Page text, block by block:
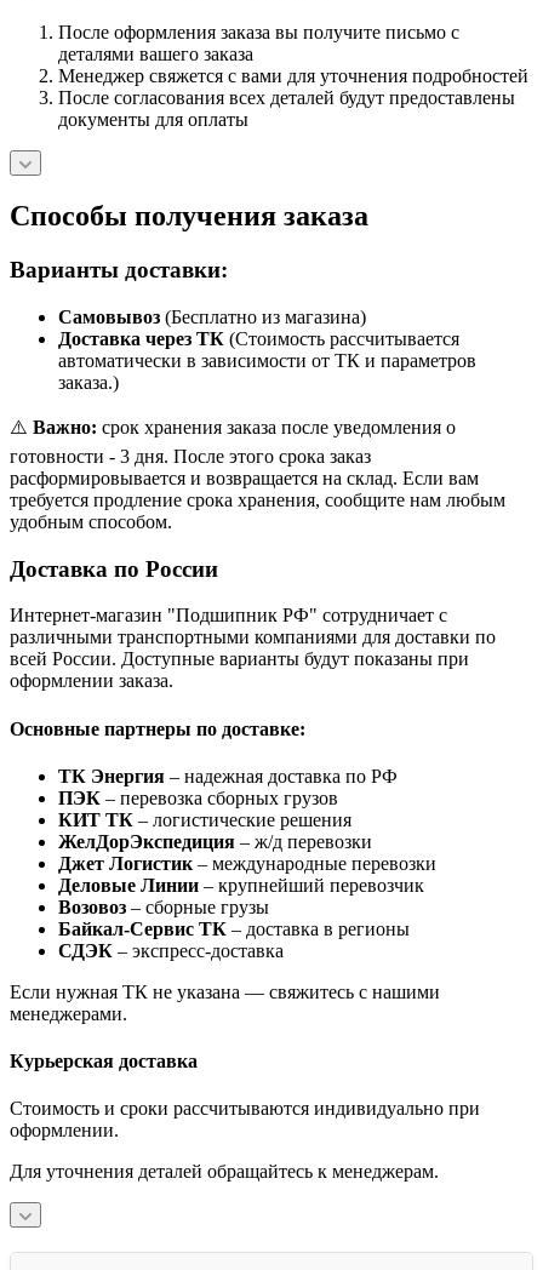
После оформления заказа вы получите письмо с
деталями вашего заказа
Менеджер свяжется с вами для уточнения подробностей
После согласования всех деталей будут предоставлены
документы для оплаты
Способы получения заказа
Варианты доставки:
Самовывоз (Бесплатно из магазина)
Доставка через ТК (Стоимость рассчитывается
автоматически в зависимости от ТК и параметров
заказа.)
⚠️ Важно: срок хранения заказа после уведомления о
готовности - 3 дня. После этого срока заказ
расформировывается и возвращается на склад. Если вам
требуется продление срока хранения, сообщите нам любым
удобным способом.
Доставка по России
Интернет-магазин "Подшипник РФ" сотрудничает с
различными транспортными компаниями для доставки по
всей России. Доступные варианты будут показаны при
оформлении заказа.
Основные партнеры по доставке:
ТК Энергия – надежная доставка по РФ
ПЭК – перевозка сборных грузов
КИТ ТК – логистические решения
ЖелДорЭкспедиция – ж/д перевозки
Джет Логистик – международные перевозки
Деловые Линии – крупнейший перевозчик
Возовоз – сборные грузы
Байкал-Сервис ТК – доставка в регионы
СДЭК – экспресс-доставка
Если нужная ТК не указана — свяжитесь с нашими
менеджерами.
Курьерская доставка
Стоимость и сроки рассчитываются индивидуально при
оформлении.
Для уточнения деталей обращайтесь к менеджерам.